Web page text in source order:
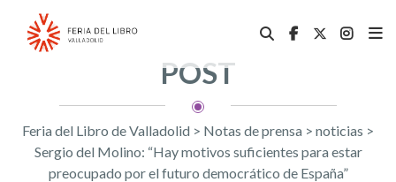
POST
Feria del Libro de Valladolid > Notas de prensa > noticias >
Sergio del Molino: “Hay motivos suficientes para estar
preocupado por el futuro democrático de España”